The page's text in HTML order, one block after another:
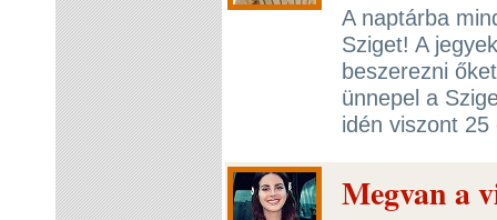
A naptárba
Sziget! A
beszerezni
ünnepel a
idén viszont
Megvan a